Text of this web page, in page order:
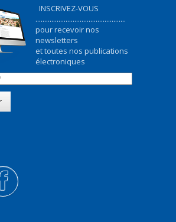
INSCRIVEZ-VOUS
...................................................
pour recevoir nos
newsletters
et toutes nos publications
électroniques